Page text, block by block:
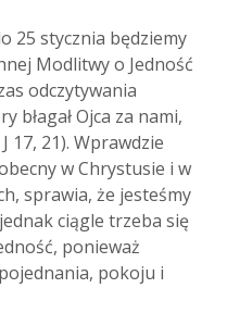
25 stycznia będziemy
Modlitwy o Jedność
odczytywania
błagał Ojca za nami,
17, 21). Wprawdzie
w Chrystusie i w
sprawia, że jesteśmy
ciągle trzeba się
ponieważ
pokoju i